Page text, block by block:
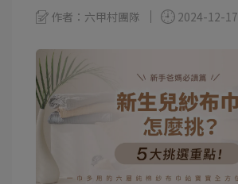
作者：六甲村團隊 2024-12-17